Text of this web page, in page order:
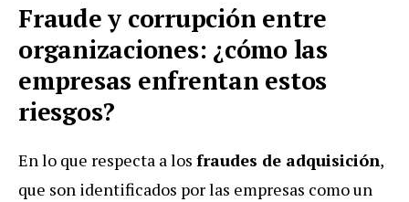
Fraude y corrupción entre
organizaciones: ¿cómo las
empresas enfrentan estos
riesgos?
En lo que respecta a los fraudes de adquisición,
que son identificados por las empresas como un